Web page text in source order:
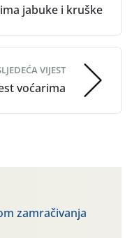
jabuke i kruške
VIJEST
voćarima
zamračivanja